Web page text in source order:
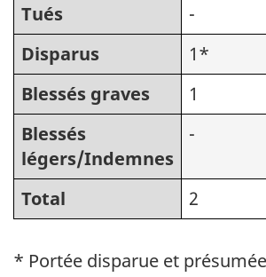
Tués
-
Disparus
1*
Blessés graves
1
Blessés
légers/Indemnes
-
Total 2
* Portée disparue et